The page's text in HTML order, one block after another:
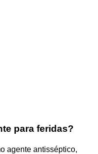
para feridas?
agente antisséptico,